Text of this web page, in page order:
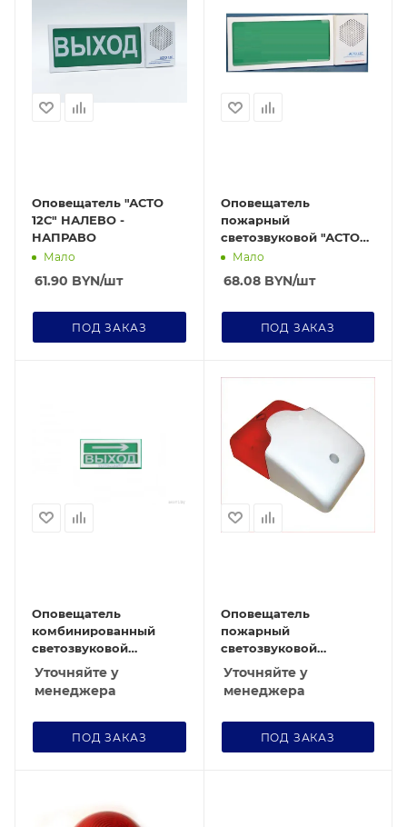
Оповещатель "АСТО
12С" НАЛЕВО -
НАПРАВО
Мало
61.90 BYN/шт
ПОД ЗАКАЗ
Оповещатель
пожарный
светозвуковой "АСТО
12С/1" - ПОРОШОК
Мало
68.08BYN/шт
ПОД ЗАКАЗ
Оповещатель
комбинированный
светозвуковой
"стрелка вправо" ОПР
ТЗ-24
Уточняйте у
менеджера
ПОД ЗАКАЗ
Оповещатель
пожарный
светозвуковой
ЩИТ-12А
Уточняйте у
менеджера
ПОД ЗАКАЗ